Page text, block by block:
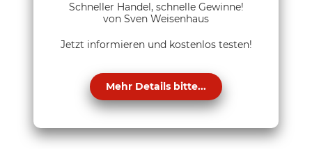
Schneller Handel, schnelle Gewinne!
von Sven Weisenhaus
Jetzt informieren und kostenlos testen!
Mehr Details bitte...